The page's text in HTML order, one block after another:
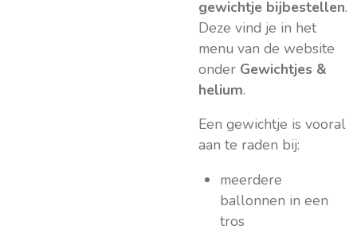
gewichtje bijbestellen.
Deze vind je in het
menu van de website
onder Gewichtjes &
helium.
Een gewichtje is vooral
aan te raden bij:
meerdere
ballonnen in een
tros